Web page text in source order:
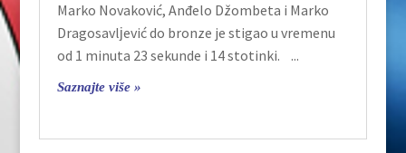
Marko Novaković, Anđelo Džombeta i Marko
Dragosavlјević do bronze je stigao u vremenu
od 1 minuta 23 sekunde i 14 stotinki. ...
Saznajte više »